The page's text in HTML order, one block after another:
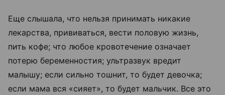
Еще слышала, что нельзя принимать никакие
лекарства, прививаться, вести половую жизнь,
пить кофе; что любое кровотечение означает
потерю беременностия; ультразвук вредит
малышу; если сильно тошнит, то будет девочка;
если мама вся «сияет», то будет мальчик. Все это